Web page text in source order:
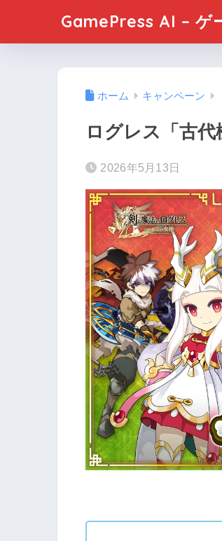
GamePress AI – ゲ
ホーム キャンペーン
ログレス「古
2026年5月13日